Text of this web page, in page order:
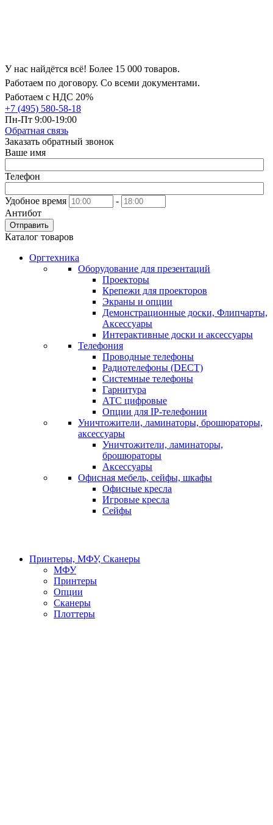
У нас найдётся всё! Более 15 000 товаров.
Работаем по договору. Со всеми документами.
Работаем с НДС 20%
+7 (495) 580-58-18
Пн-Пт 9:00-19:00
Обратная связь
Заказать обратный звонок
Ваше имя
Телефон
Удобное время
-
Антибот
Отправить
Каталог товаров
Оргтехника
Оборудование для презентаций
Проекторы
Крепежи для проекторов
Экраны и опции
Демонстрационные доски, Флипчарты,
Аксессуары
Интерактивные доски и аксессуары
Телефония
Проводные телефоны
Радиотелефоны (DECT)
Системные телефоны
Гарнитура
АТС цифровые
Опции для IP-телефонии
Уничтожители, ламинаторы, брошюраторы,
аксессуары
Уничтожители, ламинаторы,
брошюраторы
Аксессуары
Офисная мебель, сейфы, шкафы
Офисные кресла
Игровые кресла
Сейфы
Принтеры, МФУ, Сканеры
МФУ
Принтеры
Опции
Сканеры
Плоттеры